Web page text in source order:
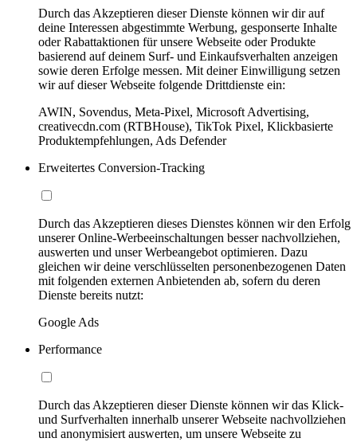
Durch das Akzeptieren dieser Dienste können wir dir auf
deine Interessen abgestimmte Werbung, gesponserte Inhalte
oder Rabattaktionen für unsere Webseite oder Produkte
basierend auf deinem Surf- und Einkaufsverhalten anzeigen
sowie deren Erfolge messen. Mit deiner Einwilligung setzen
wir auf dieser Webseite folgende Drittdienste ein:
AWIN, Sovendus, Meta-Pixel, Microsoft Advertising,
creativecdn.com (RTBHouse), TikTok Pixel, Klickbasierte
Produktempfehlungen, Ads Defender
Erweitertes Conversion-Tracking
Durch das Akzeptieren dieses Dienstes können wir den Erfolg
unserer Online-Werbeeinschaltungen besser nachvollziehen,
auswerten und unser Werbeangebot optimieren. Dazu
gleichen wir deine verschlüsselten personenbezogenen Daten
mit folgenden externen Anbietenden ab, sofern du deren
Dienste bereits nutzt:
Google Ads
Performance
Durch das Akzeptieren dieser Dienste können wir das Klick-
und Surfverhalten innerhalb unserer Webseite nachvollziehen
und anonymisiert auswerten, um unsere Webseite zu